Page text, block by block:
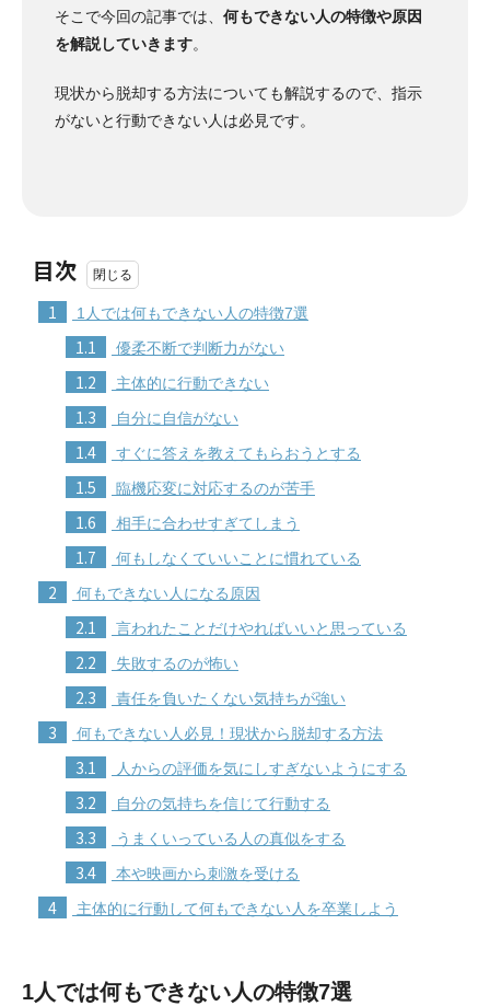
そこで今回の記事では、 何もできない人の特徴や原因
を解説していきます。
現状から脱却する方法についても解説するので、指示
がないと行動できない人は必見です。
目次
1 1人では何もできない人の特徴7選
1.1 優柔不断で判断力がない
1.2 主体的に行動できない
1.3 自分に自信がない
1.4 すぐに答えを教えてもらおうとする
1.5 臨機応変に対応するのが苦手
1.6 相手に合わせすぎてしまう
1.7 何もしなくていいことに慣れている
2 何もできない人になる原因
2.1 言われたことだけやればいいと思っている
2.2 失敗するのが怖い
2.3 責任を負いたくない気持ちが強い
3 何もできない人必見！現状から脱却する方法
3.1 人からの評価を気にしすぎないようにする
3.2 自分の気持ちを信じて行動する
3.3 うまくいっている人の真似をする
3.4 本や映画から刺激を受ける
4 主体的に行動して何もできない人を卒業しよう
1人では何もできない人の特徴7選